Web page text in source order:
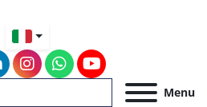
Menu
instagram
whatsapp
youtube